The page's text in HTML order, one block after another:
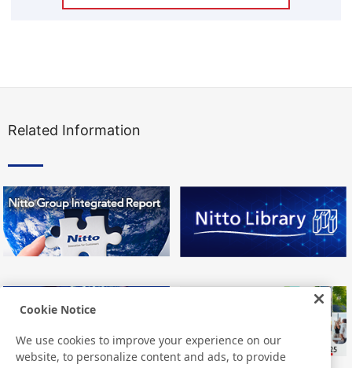
Related Information
Cookie Notice
We use cookies to improve your experience on our
website, to personalize content and ads, to provide